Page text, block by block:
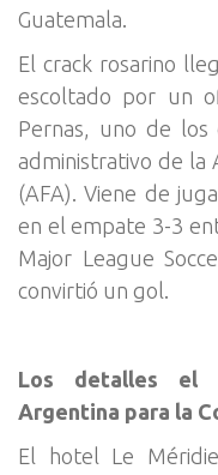
Guatemala.
El crack rosarino
escoltado por un
Pernas, uno de los
administrativo de la
(AFA). Viene de
en el empate 3-3
Major League
convirtió un gol.
Los detalles el
Argentina para la
El hotel Le